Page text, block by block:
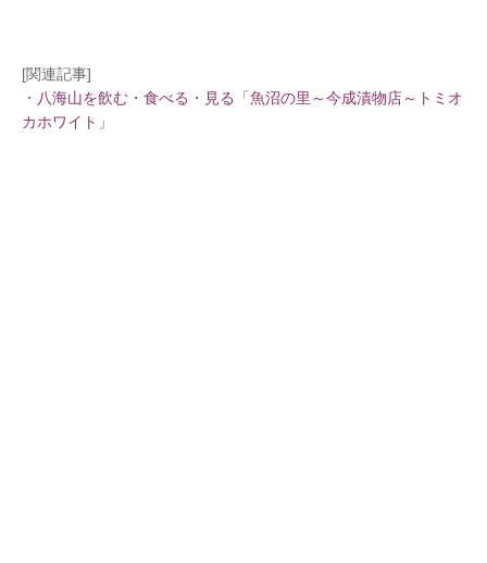
[関連記事]
・ 八海山を飲む・食べる・見る「魚沼の里～今成漬物店～トミオ
カホワイト」